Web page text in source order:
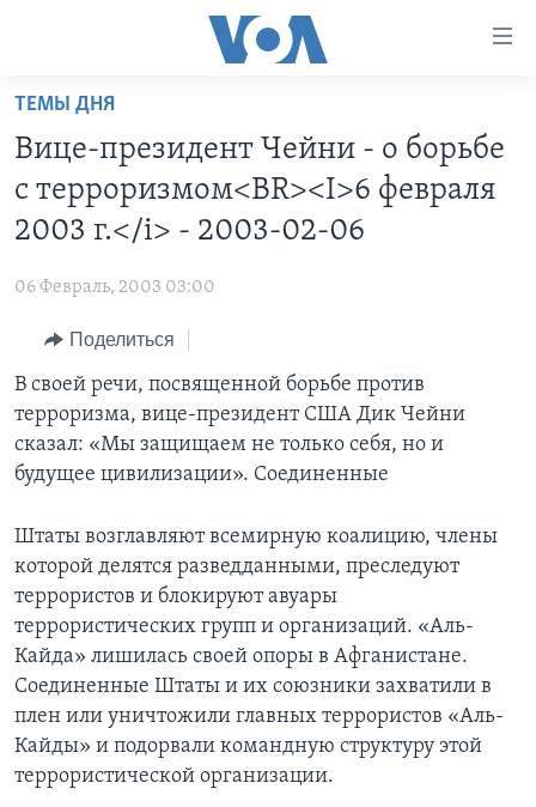
Перейти
основной
контент
Перейти
основной
навигации
Перейти
поиск
ПРОГРАММЫ
ИТОГИ
ПОЧЕМУ ЭТО ВАЖНО?
ДИСКУССИЯ VOA
ДЕТАЛИ
НЬЮ-ЙОРК NEW YORK
ПРОЕКТЫ
НАША АМЕРИКАНСКАЯ ИСТОРИЯ
А КАК В АМЕРИКЕ?
АРТЕФАКТЫ
АМЕРИКАНСКИЕ ГОРОДКИ
ТЕСТЫ
ИНТЕРВЬЮ
ФАКТЫ ПРОТИВ ФЕЙКОВ
ЗА СВОБОДУ ПРЕССЫ
УЧИМ АНГЛИЙСКИЙ
ВИДЕО
Learning English
СОЦИАЛЬНЫЕ СЕТИ
Языки
ТЕМЫ ДНЯ
Вице-президент Чейни - о борьбе
с терроризмом<BR><I>6 февраля
2003 г.</i> - 2003-02-06
06 Февраль, 2003 03:00
Поделиться
В своей речи, посвященной борьбе против
терроризма, вице-президент США Дик Чейни
сказал: «Мы защищаем не только себя, но и
будущее цивилизации». Соединенные
Штаты возглавляют всемирную коалицию, члены
которой делятся разведданными, преследуют
террористов и блокируют авуары
террористических групп и организаций. «Аль-
Кайда» лишилась своей опоры в Афганистане.
Соединенные Штаты и их союзники захватили в
плен или уничтожили главных террористов «Аль-
Кайды» и подорвали командную структуру этой
террористической организации.